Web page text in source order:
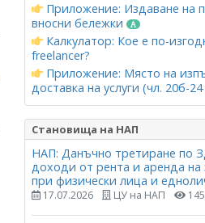
Приложение: Издаване на
вносни бележки
Калкулатор: Кое е по-
freelancer?
Приложение: Място на
доставка на услуги (чл. 20б-
Становища на НАП
НАП: Данъчно третиране по
доходи от рента и аренда на
при физически лица и
17.07.2026 ЦУ на НАП